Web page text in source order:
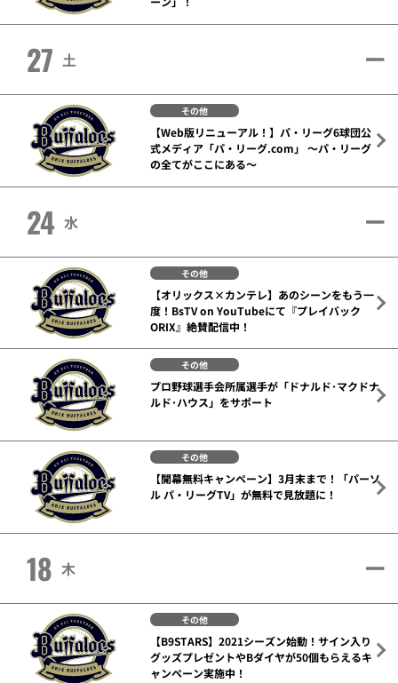
27 土
その他
【Web版リニューアル！】パ・リーグ6球団公
式メディア「パ・リーグ.com」 ～パ・リーグ
の全てがここにある～
24 水
その他
【オリックス×カンテレ】あのシーンをもう一
度！BsTV on YouTubeにて『プレイバック
ORIX』絶賛配信中！
その他
プロ野球選手会所属選手が「ドナルド･マクドナ
ルド･ハウス」をサポート
その他
【開幕無料キャンペーン】3月末まで！「パーソ
ル パ・リーグTV」が無料で見放題に！
18 木
その他
【B9STARS】2021シーズン始動！サイン入り
グッズプレゼントやBダイヤが50個もらえるキ
ャンペーン実施中！